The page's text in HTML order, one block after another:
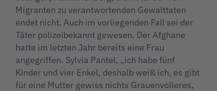
Migranten zu verantwortenden Gewalttaten
endet nicht. Auch im vorliegenden Fall sei der
Täter polizeibekannt gewesen. Der Afghane
hatte im letzten Jahr bereits eine Frau
angegriffen. Sylvia Pantel, „ich habe fünf
Kinder und vier Enkel, deshalb weiß ich, es gibt
für eine Mutter gewiss nichts Grauenvolleres,